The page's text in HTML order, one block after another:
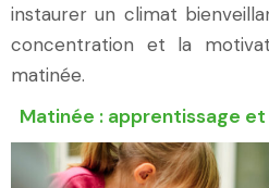
instaurer un climat
concentration et la
matinée.
Matinée : apprentissage